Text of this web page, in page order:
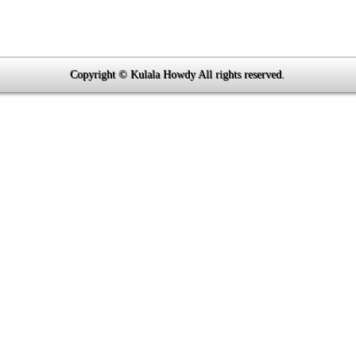
Copyright © Kulala Howdy All rights reserved.